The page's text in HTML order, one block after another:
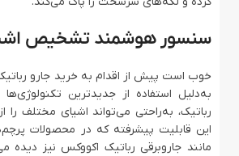
سنسور هوشمند تشخیص
به‌دلیل استفاده از جدیدترین
رباتیک، به‌راحتی می‌تواند اشیای مختلف
این قابلیت پیشرفته که در محصولات
مانند جاروبرقی رباتیک اکووکس نیز دیده